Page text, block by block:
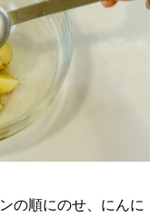
の順にのせ、にんに